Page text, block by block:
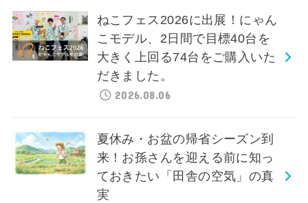
ねこフェス2026に出展！にゃん
こモデル、2日間で目標40台を
大きく上回る74台をご購入いた
だきました。
2026.08.06
夏休み・お盆の帰省シーズン到
来！お孫さんを迎える前に知っ
ておきたい「田舎の空気」の真
実